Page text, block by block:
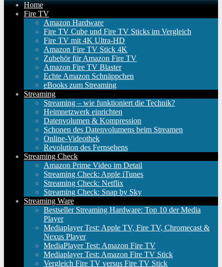
Home
Fire TV
Amazon Hardware
Fire TV Cube und Fire TV Sticks im Vergleich
Fire TV mit 4K Ultra-HD
Amazon Fire TV Stick 4K
Zubehör für Amazon Fire TV
Amazon Fire TV Blaster
Echte Amazon Schnäppchen
eBooks zum Streaming
Streaming
Streaming – wie funktioniert die Technik?
Heimnetzwerk einrichten
Datenvolumen & Kompression
Schonen des Datenvolumens beim Streamen
Online-Videothek
Revolution des Fernsehens
Streaming Check
Amazon Prime Video im Detail
Streaming Check: Apple iTunes
Streaming Check: Netflix
Streaming Check: Snap by Sky
Streaming Ware
Bestseller Streaming Hardware: Top 10 der Media
Player
Mediaplayer Test: Apple TV, Fire TV, Chromecast &
Nexus Player
MediaPlayer Test: Amazon Fire TV
Mediaplayer Test: Amazon Fire TV Stick
Vergleich Fire TV versus Fire TV Stick